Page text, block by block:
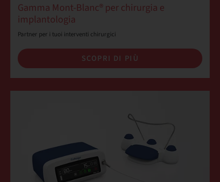
Gamma Mont-Blanc® per chirurgia e
implantologia
Partner per i tuoi interventi chirurgici
SCOPRI DI PIÙ